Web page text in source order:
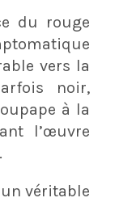
du rouge
vers la
noir,
à la
l’œuvre
véritable